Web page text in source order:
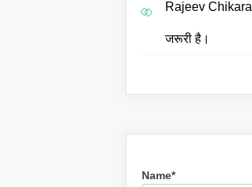
Rajeev Chikara
जरूरी है।
Name*